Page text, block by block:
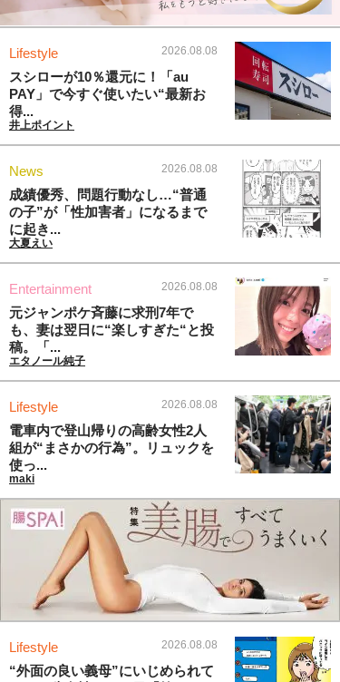
Lifestyle 2026.08.08
スシローが10％還元に！「au
PAY」で今すぐ使いたい“最新お
得...
井上ポイント
News 2026.08.08
成績優秀、問題行動なし…“普通
の子”が「性加害者」になるまで
に起き...
大夏えい
Entertainment 2026.08.08
元ジャンポケ斉藤に求刑7年で
も、妻は翌日に“楽しすぎた“と投
稿。「...
エタノール純子
Lifestyle 2026.08.08
電車内で登山帰りの高齢女性2人
組が“まさかの行為”。リュックを
使っ...
maki
Lifestyle 2026.08.08
“外面の良い義母”にいじめられて